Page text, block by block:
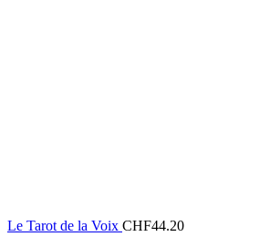
Le Tarot de la Voix CHF44.20